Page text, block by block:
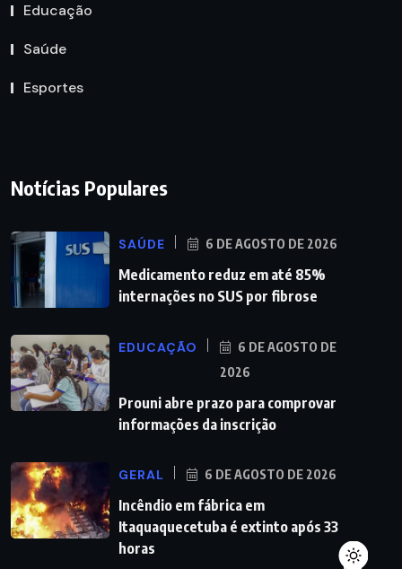
Educação
Saúde
Esportes
Notícias Populares
SAÚDE 6 DE AGOSTO DE 2026
Medicamento reduz em até 85%
internações no SUS por fibrose
EDUCAÇÃO
6 DE AGOSTO DE
2026
Prouni abre prazo para comprovar
informações da inscrição
GERAL 6 DE AGOSTO DE 2026
Incêndio em fábrica em
Itaquaquecetuba é extinto após 33
horas